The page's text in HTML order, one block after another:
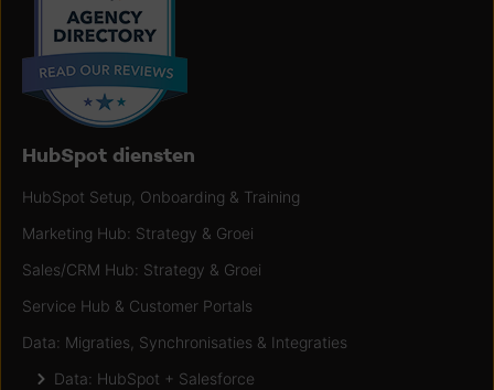
HubSpot diensten
HubSpot Setup, Onboarding & Training
Marketing Hub: Strategy & Groei
Sales/CRM Hub: Strategy & Groei
Service Hub & Customer Portals
Data: Migraties, Synchronisaties & Integraties
Data: HubSpot + Salesforce